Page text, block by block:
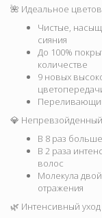
🌺 Идеальное
Чистые,
сияния
До 100%
количестве
9 новых
💎
В 8 раз
В 2 раза
волос
Молекула
отражения
🌿 Интенсивный